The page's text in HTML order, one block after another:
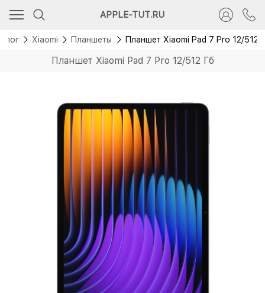
APPLE-TUT.RU
Xiaomi Планшеты Планшет Xiaomi Pad 7 Pro 12/512
Планшет Xiaomi Pad 7 Pro 12/512 Гб